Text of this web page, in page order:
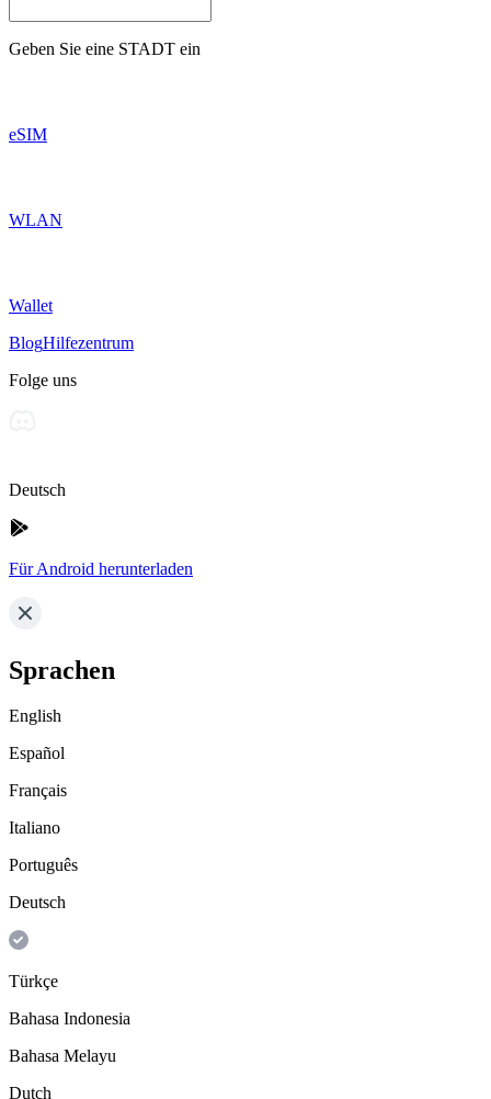
Geben Sie eine STADT ein
eSIM
WLAN
Wallet
BlogHilfezentrum
Folge uns
Deutsch
Für Android herunterladen
Sprachen
English
Español
Français
Italiano
Português
Deutsch
Türkçe
Bahasa Indonesia
Bahasa Melayu
Dutch